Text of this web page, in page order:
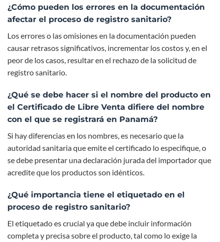
¿Cómo pueden los errores en la documentación
afectar el proceso de registro sanitario?
Los errores o las omisiones en la documentación pueden
causar retrasos significativos, incrementar los costos y, en el
peor de los casos, resultar en el rechazo de la solicitud de
registro sanitario.
¿Qué se debe hacer si el nombre del producto en
el Certificado de Libre Venta difiere del nombre
con el que se registrará en Panamá?
Si hay diferencias en los nombres, es necesario que la
autoridad sanitaria que emite el certificado lo especifique, o
se debe presentar una declaración jurada del importador que
acredite que los productos son idénticos.
¿Qué importancia tiene el etiquetado en el
proceso de registro sanitario?
El etiquetado es crucial ya que debe incluir información
completa y precisa sobre el producto, tal como lo exige la